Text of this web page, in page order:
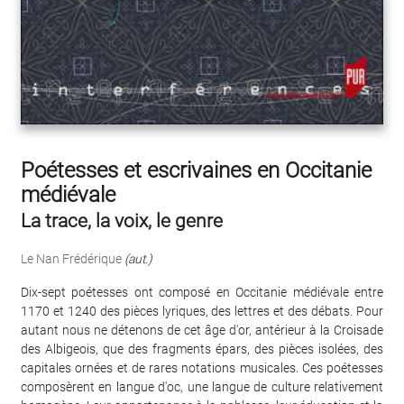
Poétesses et escrivaines en Occitanie
médiévale
La trace, la voix, le genre
Le Nan Frédérique (aut.)
Dix-sept poétesses ont composé en Occitanie médiévale entre
1170 et 1240 des pièces lyriques, des lettres et des débats. Pour
autant nous ne détenons de cet âge d'or, antérieur à la Croisade
des Albigeois, que des fragments épars, des pièces isolées, des
capitales ornées et de rares notations musicales. Ces poétesses
composèrent en langue d'oc, une langue de culture relativement